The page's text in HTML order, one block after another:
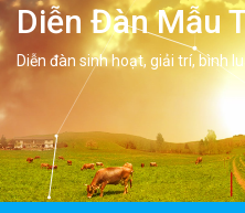
Diễn Đàn Mẫu
Diễn đàn sinh hoạt, giải trí, bình